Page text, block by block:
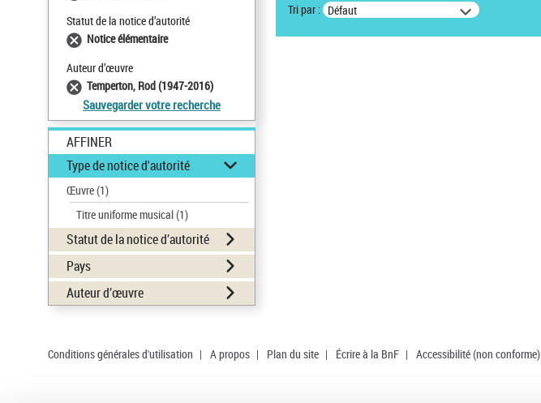
Statut de la notice d’autorité
Notice élémentaire
Auteur d’œuvre
Temperton, Rod (1947-2016)
Sauvegarder votre recherche
AFFINER
Type de notice d'autorité
Œuvre(1)
Titre uniforme musical(1)
Statut de la notice d’autorité
Pays
Auteur d’œuvre
Tri par : Défaut
Conditions générales d'utilisation | A propos | Plan du site | Écrire à la BnF | Accessibilité (non conforme)